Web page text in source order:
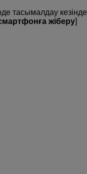
тасымалдау кезінде
жіберу]